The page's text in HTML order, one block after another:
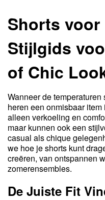
Shorts voor
Stijlgids
of Chic
Wanneer de
heren een onmisbaar
alleen verkoeling en
maar kunnen ook een
casual als chique
we hoe je shorts kunt
creëren, van ontspannen
zomerensembles.
De Juiste Fit